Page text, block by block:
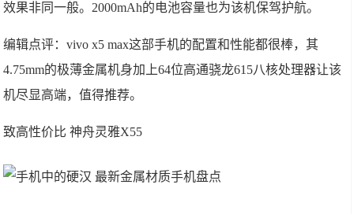
效果非同一般。2000mAh的电池容量也为该机保驾护航。
编辑点评：vivo x5 max这部手机的配置和性能都很棒，其
4.75mm的极薄金属机身加上64位高通骁龙615八核处理器让该
机尽显高端，值得推荐。
致高性价比 神舟灵雅X55